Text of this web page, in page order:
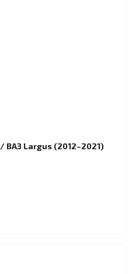
ВАЗ Largus (2012–2021)